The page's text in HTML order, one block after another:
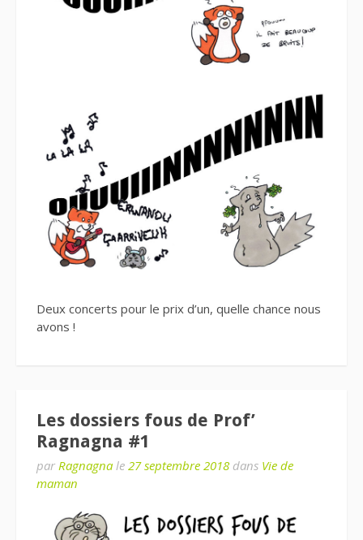
Deux concerts pour le prix d’un, quelle chance nous
avons !
Les dossiers fous de Prof’
Ragnagna #1
par Ragnagna le 27 septembre 2018 dans Vie de
maman